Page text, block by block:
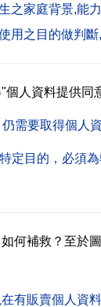
家庭背景,能
用之目的做判
個人資料提供同
需要取得個人資
目的，必須
何補救？至於
有販賣個人資